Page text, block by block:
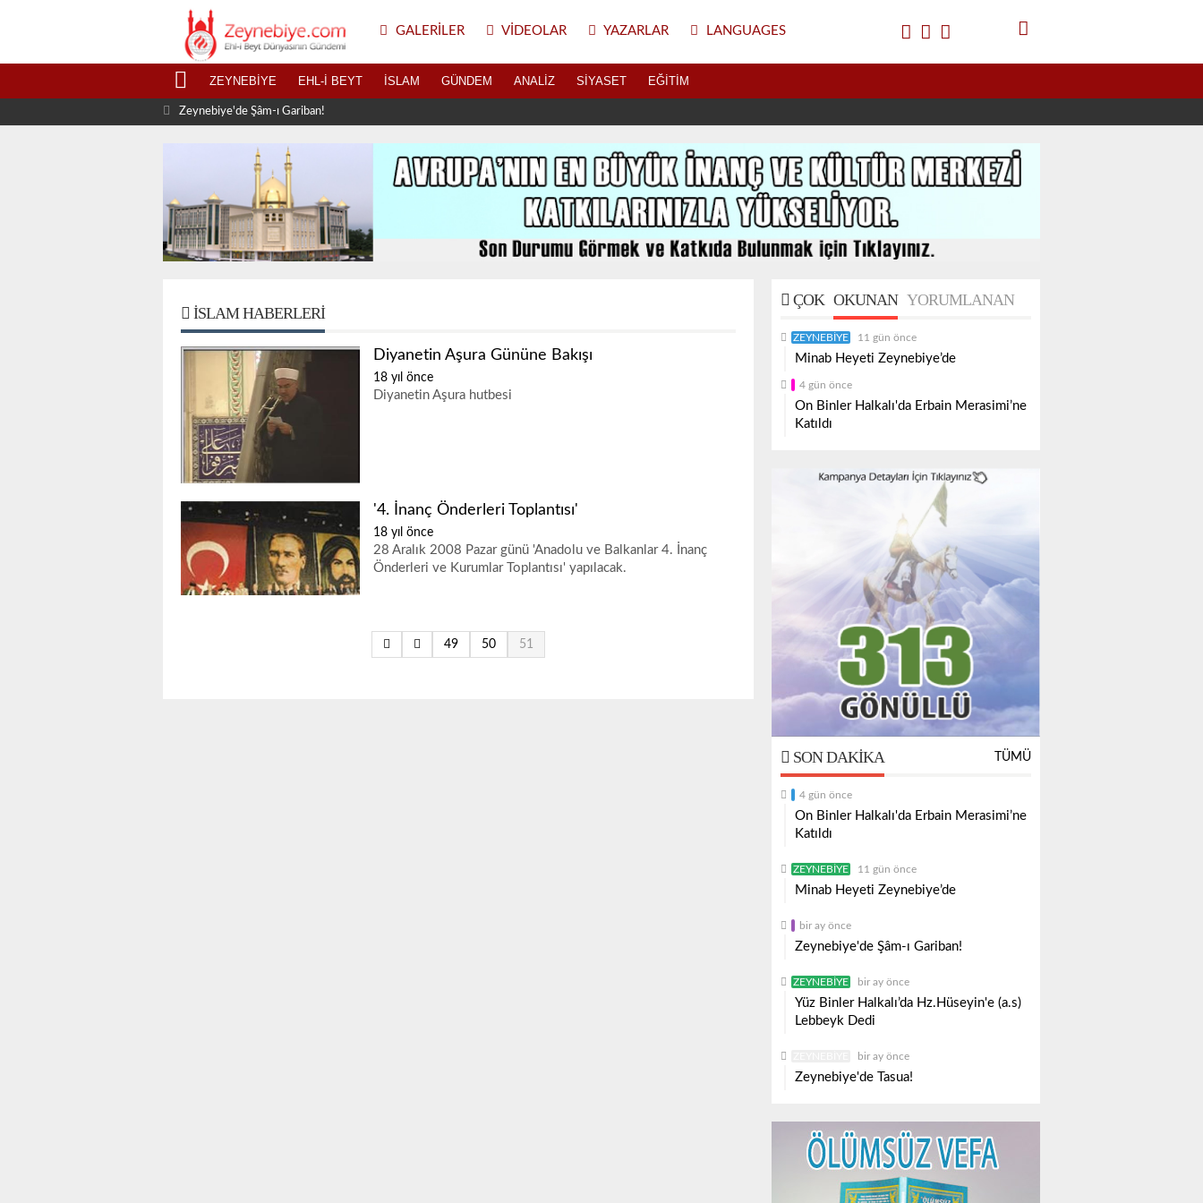
GALERILER VIDEOLAR YAZARLAR LANGUAGES
ZEYNEBIYE EHL-I BEYT İSLAM GÜNDEM ANALIZ SIYASET EĞITIM
Zeynebiye'de Şâm-ı Gariban!
İSLAM HABERLERI
Diyanetin Aşura Gününe Bakışı
18 yıl önce
Diyanetin Aşura hutbesi
'4. İnanç Önderleri Toplantısı'
18 yıl önce
28 Aralık 2008 Pazar günü 'Anadolu ve Balkanlar 4. İnanç
Önderleri ve Kurumlar Toplantısı' yapılacak.
49 50 51
ÇOK OKUNAN YORUMLANAN
ZEYNEBIYE 11 gün önce
Minab Heyeti Zeynebiye’de
4 gün önce
On Binler Halkalı'da Erbain Merasimi’ne
Katıldı
SON DAKIKA TÜMÜ
4 gün önce
On Binler Halkalı'da Erbain Merasimi’ne
Katıldı
ZEYNEBIYE 11 gün önce
Minab Heyeti Zeynebiye’de
bir ay önce
Zeynebiye'de Şâm-ı Gariban!
ZEYNEBIYE bir ay önce
Yüz Binler Halkalı’da Hz.Hüseyin'e (a.s)
Lebbeyk Dedi
bir ay önce
Zeynebiye'de Tasua!